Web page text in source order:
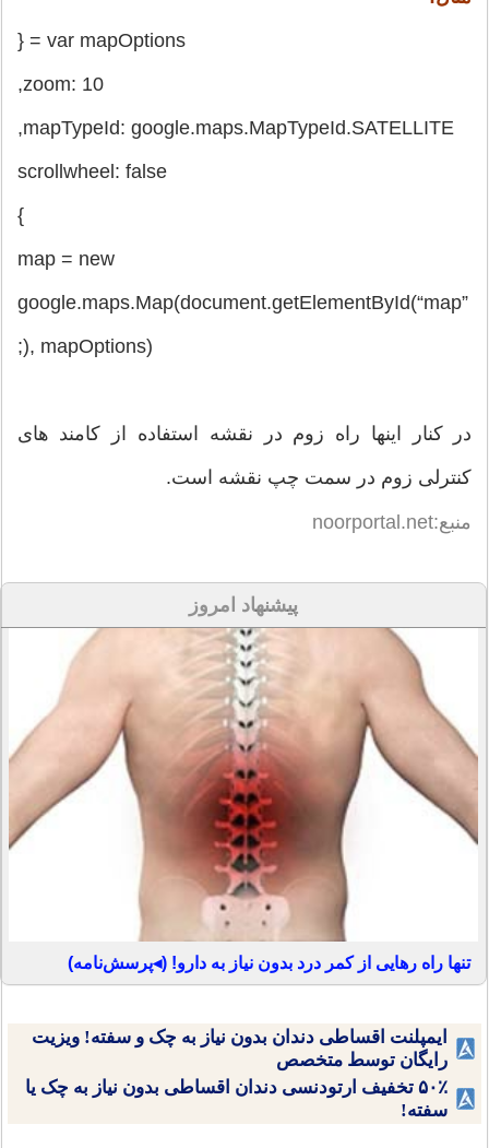
var mapOptions = {
zoom: 10,
mapTypeId: google.maps.MapTypeId.SATELLITE,
scrollwheel: false
}
map = new
google.maps.Map(document.getElementById(“map”
), mapOptions);
در کنار اینها راه زوم در نقشه استفاده از کامند های
کنترلی زوم در سمت چپ نقشه است.
منبع:noorportal.net
پیشنهاد امروز
تنها راه رهایی از کمر درد بدون نیاز به دارو! (◂پرسش‌نامه)
ایمپلنت اقساطی دندان بدون نیاز به چک و سفته! ویزیت
رایگان توسط متخصص
۵۰٪ تخفیف ارتودنسی دندان اقساطی بدون نیاز به چک یا
سفته!